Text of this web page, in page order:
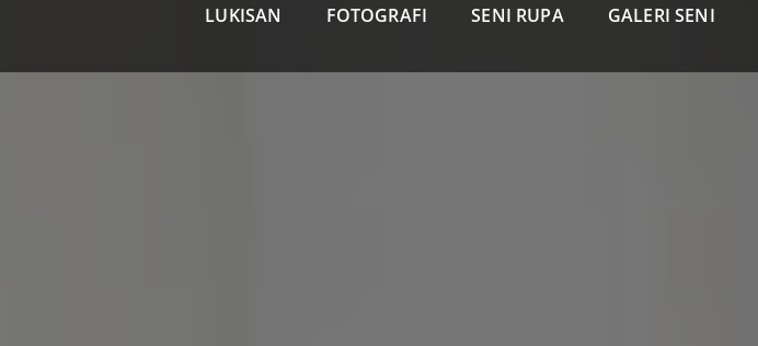
LUKISAN FOTOGRAFI SENI RUPA GALERI SENI